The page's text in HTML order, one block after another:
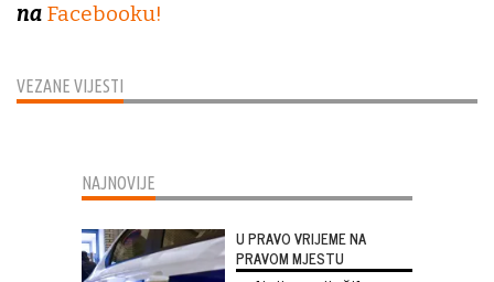
VEZANE VIJESTI
na Facebooku!
NAJNOVIJE
U PRAVO VRIJEME NA
PRAVOM MJESTU